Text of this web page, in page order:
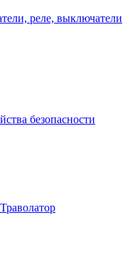
реле, выключатели
безопасности